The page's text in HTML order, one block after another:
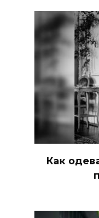
Как